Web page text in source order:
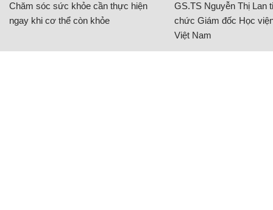
Chăm sóc sức khỏe cần thực hiện
ngay khi cơ thể còn khỏe
GS.TS Nguyễn Thị Lan
chức Giám đốc Học
Việt Nam